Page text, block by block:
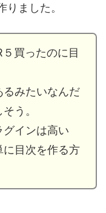
ました。
買ったのに目
みたいなんだ
う。
インは高い
に目次を作る方